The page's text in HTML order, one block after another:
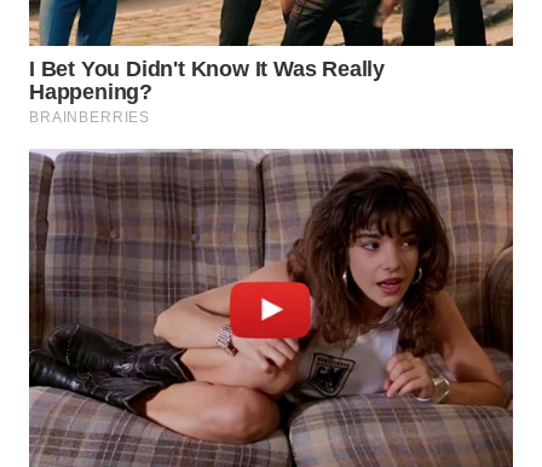
WN
KUNINGAN
WN
MAJALENGKA
WN
SUBANG
WN
SUKABUMI
WN
PURWAKARTA